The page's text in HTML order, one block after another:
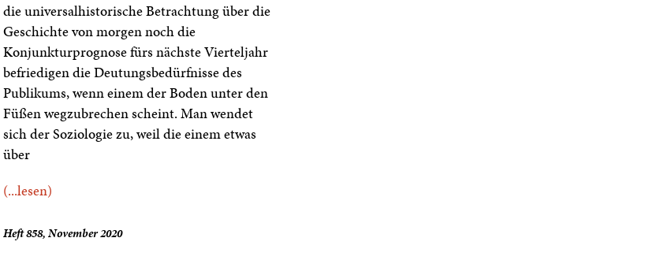
die universalhistorische Betrachtung über die
Geschichte von morgen noch die
Konjunkturprognose fürs nächste Vierteljahr
befriedigen die Deutungsbedürfnisse des
Publikums, wenn einem der Boden unter den
Füßen wegzubrechen scheint. Man wendet
sich der Soziologie zu, weil die einem etwas
über
(...lesen)
Heft 858, November 2020